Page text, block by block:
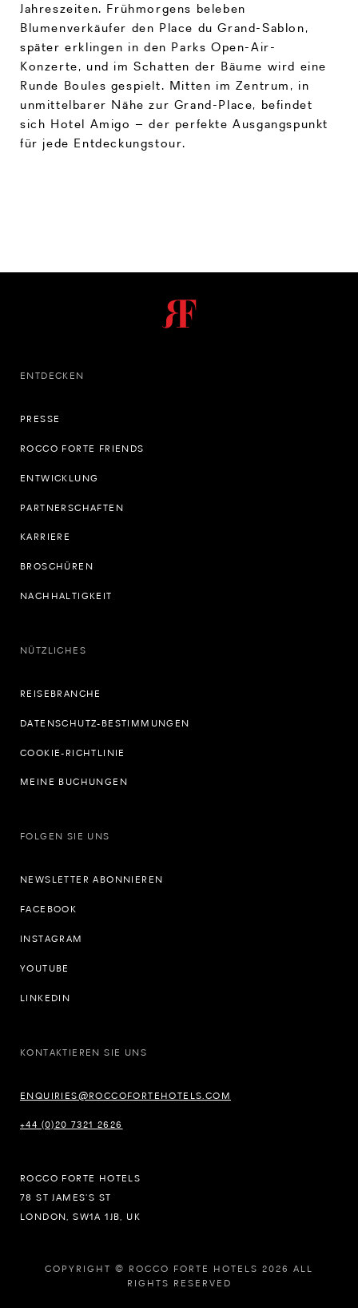
Jahreszeiten. Frühmorgens beleben
Blumenverkäufer den Place du Grand-Sablon,
später erklingen in den Parks Open-Air-
Konzerte, und im Schatten der Bäume wird eine
Runde Boules gespielt. Mitten im Zentrum, in
unmittelbarer Nähe zur Grand-Place, befindet
sich Hotel Amigo – der perfekte Ausgangspunkt
für jede Entdeckungstour.
ENTDECKEN
PRESSE
ROCCO FORTE FRIENDS
ENTWICKLUNG
PARTNERSCHAFTEN
KARRIERE
BROSCHÜREN
NACHHALTIGKEIT
NÜTZLICHES
REISEBRANCHE
DATENSCHUTZ-BESTIMMUNGEN
COOKIE-RICHTLINIE
MEINE BUCHUNGEN
FOLGEN SIE UNS
NEWSLETTER ABONNIEREN
FACEBOOK
INSTAGRAM
YOUTUBE
LINKEDIN
KONTAKTIEREN SIE UNS
ENQUIRIES@ROCCOFORTEHOTELS.COM
+44 (0)20 7321 2626
ROCCO FORTE HOTELS
78 ST JAMES’S ST
LONDON, SW1A 1JB, UK
COPYRIGHT © ROCCO FORTE HOTELS 2026 ALL
RIGHTS RESERVED